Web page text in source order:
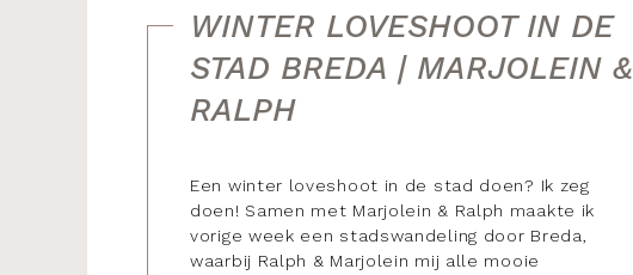
Een winter loveshoot in de stad doen? Ik zeg
doen! Samen met Marjolein & Ralph maakte ik
vorige week een stadswandeling door Breda,
waarbij Ralph & Marjolein mij alle mooie
WINTER LOVESHOOT IN DE
STAD BREDA | MARJOLEIN &
RALPH